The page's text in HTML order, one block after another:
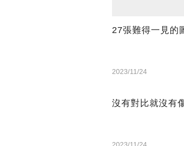
27張難得一見的
2023/11/24
沒有對比就沒有
2023/11/24